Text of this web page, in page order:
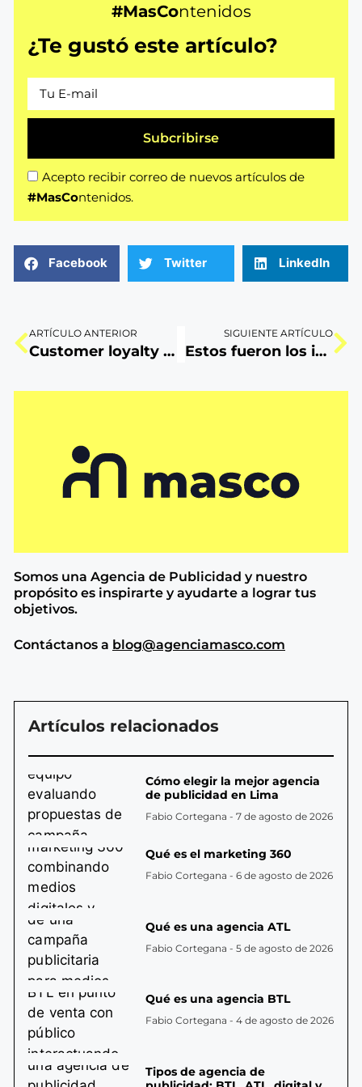
#MasContenidos
¿Te gustó este artículo?
Acepto recibir correo de nuevos artículos de
#MasContenidos.
Subcribirse
Facebook Twitter LinkedIn
ARTÍCULO ANTERIOR
Customer loyalty para despegar tu marca
SIGUIENTE ARTÍCULO
Estos fueron los influencers con mayor protagonismo durante la cuarentena
Somos una Agencia de Publicidad y nuestro
propósito es inspirarte y ayudarte a lograr tus
objetivos.
Contáctanos a blog@agenciamasco.com
Artículos relacionados
Cómo elegir la mejor agencia
de publicidad en Lima
Fabio Cortegana 7 de agosto de 2026
Qué es el marketing 360
Fabio Cortegana 6 de agosto de 2026
Qué es una agencia ATL
Fabio Cortegana 5 de agosto de 2026
Qué es una agencia BTL
Fabio Cortegana 4 de agosto de 2026
Tipos de agencia de